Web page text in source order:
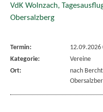
VdK Wolnzach,
Obersalzberg
Termin:
12.09.2026
Kategorie:
Vereine
Ort:
nach